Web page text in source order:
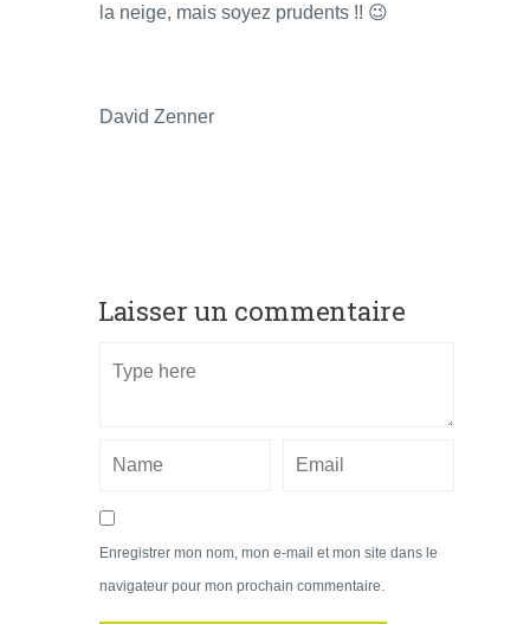
la neige, mais soyez prudents !! 😉
David Zenner
Laisser un commentaire
Enregistrer mon nom, mon e-mail et mon site dans le
navigateur pour mon prochain commentaire.